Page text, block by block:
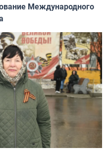
Международного